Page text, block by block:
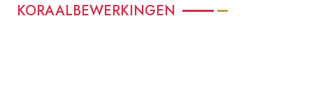
KORAALBEWERKINGEN